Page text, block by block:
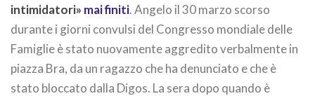
intimidatori» mai finiti. Angelo il 30 marzo scorso
durante i giorni convulsi del Congresso mondiale delle
Famiglie è stato nuovamente aggredito verbalmente in
piazza Bra, da un ragazzo che ha denunciato e che è
stato bloccato dalla Digos. La sera dopo quando è